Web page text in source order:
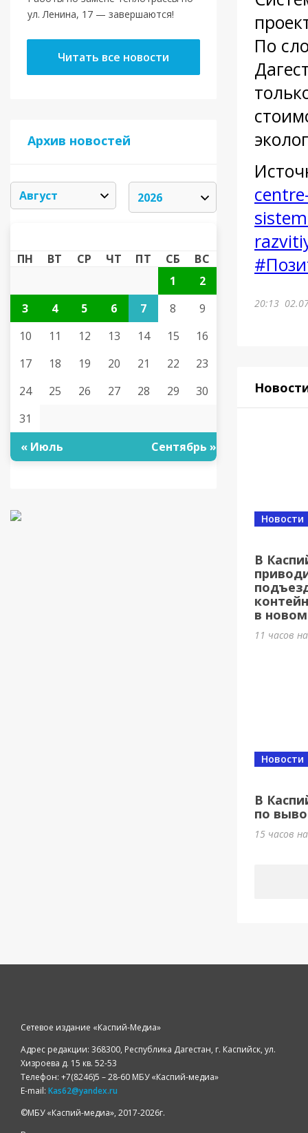
ул. Ленина, 17 — завершаются!
Читать все новости
Архив новостей
ПН ВТ СР ЧТ ПТ СБ
ВС
1
2
3
4 5 6 7 8
9
10
11 12 13 14 15
16
17
18 19 20 21 22
23
24
25 26 27 28 29
30
31
« Июль
Сентябрь »
По
20:13
В
в
Новости
11 часов
В
по
Новости
15 часов
Сетевое издание «Каспий-Медиа»
Адрес редакции: 368300, Республика Дагестан, г. Каспийск, ул.
Хизроева д. 15 кв. 52-53
Телефон: +7(8246)5 – 28-60 МБУ «Каспий-медиа»
E-mail: Kas62@yandex.ru
©️МБУ «Каспий-медиа», 2017-2026г.